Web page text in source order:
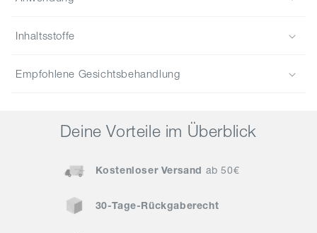
Inhaltsstoffe
Empfohlene Gesichtsbehandlung
Deine Vorteile im Überblick
Kostenloser Versand ab 50€
30-Tage-Rückgaberecht